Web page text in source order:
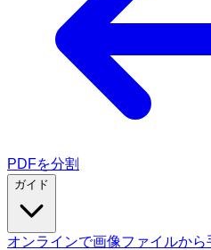
PDFを分割
ガイド
オンラインで画像ファイルか